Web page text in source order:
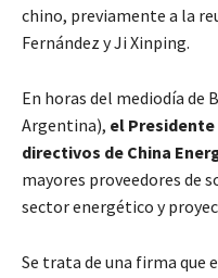
chino, previamente a la
Fernández y Ji Xinping.
En horas del mediodía de
Argentina), el
directivos de China
mayores proveedores de
sector energético y
Se trata de una firma que